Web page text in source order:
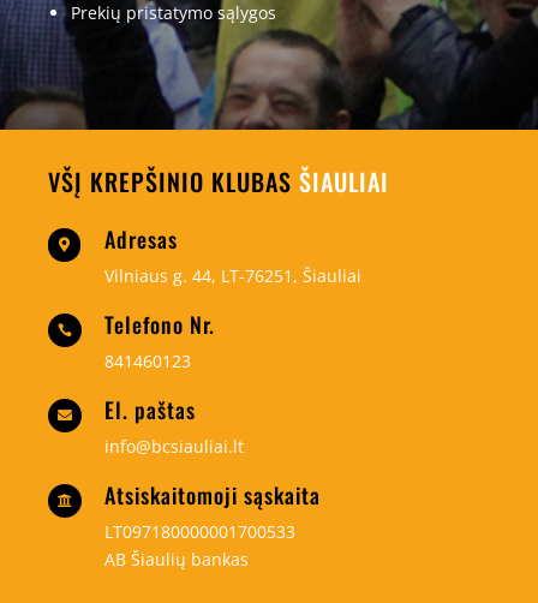
Prekių pristatymo sąlygos
VŠĮ KREPŠINIO KLUBAS ŠIAULIAI
 Adresas
Vilniaus g. 44, LT-76251, Šiauliai
 Telefono Nr.
841460123
 El. paštas
info@bcsiauliai.lt
 Atsiskaitomoji sąskaita
LT097180000001700533
AB Šiaulių bankas